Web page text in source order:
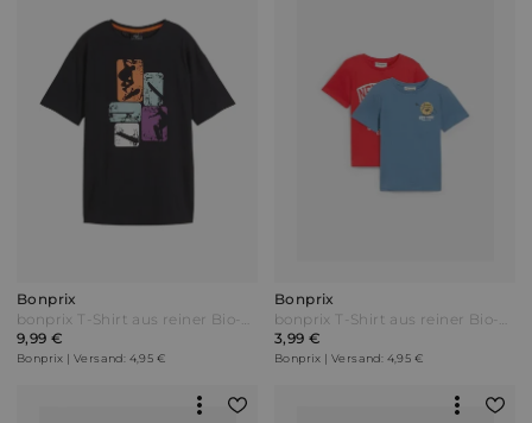
Bonprix
bonprix T-Shirt aus reiner Bio-Baumwolle Schwarz
9,99 €
Bonprix | Versand: 4,95 €
Bonprix
bonprix T-Shirt aus reiner Bio-Baumwolle (2er Pack) Rot
3,99 €
Bonprix | Versand: 4,95 €